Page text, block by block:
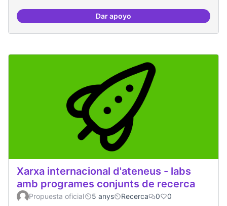
Dar apoyoErasmus Canòdrom
Xarxa internacional d'ateneus - labs
amb programes conjunts de recerca
Propuesta oficial 5 anys Recerca 0 0